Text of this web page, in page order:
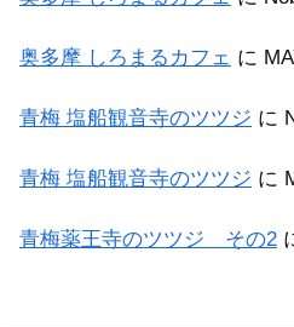
奥多摩 しろまるカフェ に
青梅 塩船観音寺のツツジ に
青梅 塩船観音寺のツツジ に
青梅薬王寺のツツジ その2